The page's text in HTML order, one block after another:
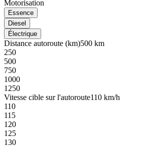
Motorisation
Essence
Diesel
Électrique
Distance autoroute (km)500 km
250
500
750
1000
1250
Vitesse cible sur l'autoroute110 km/h
110
115
120
125
130